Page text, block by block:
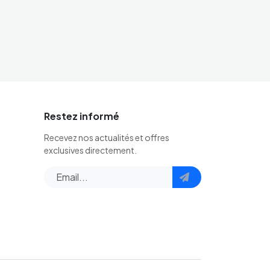
Restez informé
Recevez nos actualités et offres
exclusives directement.